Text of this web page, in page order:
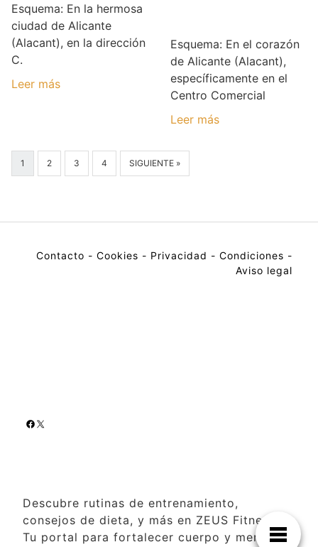
Esquema: En la hermosa
ciudad de Alicante
(Alacant), en la dirección
C.
Leer más
Esquema: En el corazón
de Alicante (Alacant),
específicamente en el
Centro Comercial
Leer más
1 2 3 4 SIGUIENTE »
Contacto - Cookies - Privacidad - Condiciones -
Aviso legal
Descubre rutinas de entrenamiento,
consejos de dieta, y más en ZEUS Fitness.
Tu portal para fortalecer cuerpo y mente al